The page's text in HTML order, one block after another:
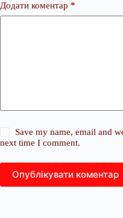
Додати коментар *
Save my name, email and
next time I comment.
Опублікувати коментар